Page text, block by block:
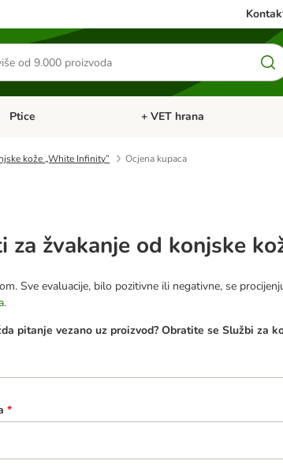
Pregled kategorija: Male životinje
Ptice Pregled kategorija: Ptice
+ VET hrana
kože „White Infinity” Ocjena kupaca
žvakanje od konjske
Sve evaluacije, bilo pozitivne ili negativne, se
.
pitanje vezano uz proizvod? Obratite se Službi za
*